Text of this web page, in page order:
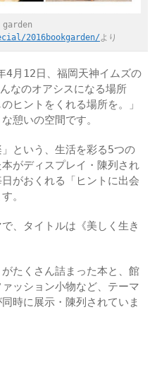
garden
2016bookgarden/より
月12日、福岡天神イムズの
なのオアシスになる場所
ヒントをくれる場所を。」
憩いの空間です。
」という、生活を彩る5つの
がディスプレイ・陳列され
がおくれる「ヒントに出会
。
、タイトルは《美しく生き
たくさん詰まった本と、館
ッション小物など、テーマ
時に展示・陳列されていま